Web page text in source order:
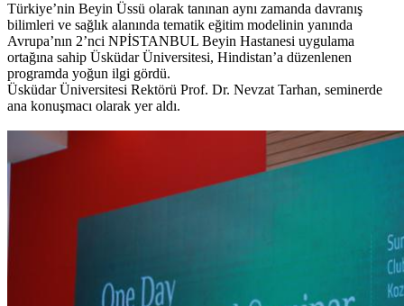
Türkiye’nin Beyin Üssü olarak tanınan aynı zamanda davranış
bilimleri ve sağlık alanında tematik eğitim modelinin yanında
Avrupa’nın 2’nci NPİSTANBUL Beyin Hastanesi uygulama
ortağına sahip Üsküdar Üniversitesi, Hindistan’a düzenlenen
programda yoğun ilgi gördü.
Üsküdar Üniversitesi Rektörü Prof. Dr. Nevzat Tarhan, seminerde
ana konuşmacı olarak yer aldı.